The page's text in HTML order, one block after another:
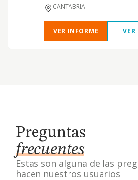
CANTABRIA
VER INFORME VER
Preguntas
frecuentes
Estas son alguna de las
hacen nuestros usuarios